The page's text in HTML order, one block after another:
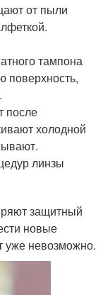
от пыли
тампона
поверхность,
после
холодной
линзы
защитный
новые
уже невозможно.